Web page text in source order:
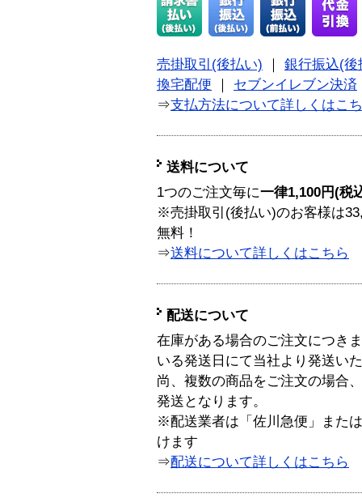
売掛取引(後払い)
銀行振込(後
換宅配便
セブンイレブン決済
⇒支払方法について詳しくはこ
送料について
1つのご注文毎に一律1,100円(税
※売掛取引(後払い)のお客様は
無料！
⇒送料について詳しくはこちら
配送について
在庫がある場合のご注文につき
いる発送日にて当社より発送い
尚、複数の商品をご注文の場合
発送となります。
※配送業者は「佐川急便」また
けます
⇒配送について詳しくはこちら